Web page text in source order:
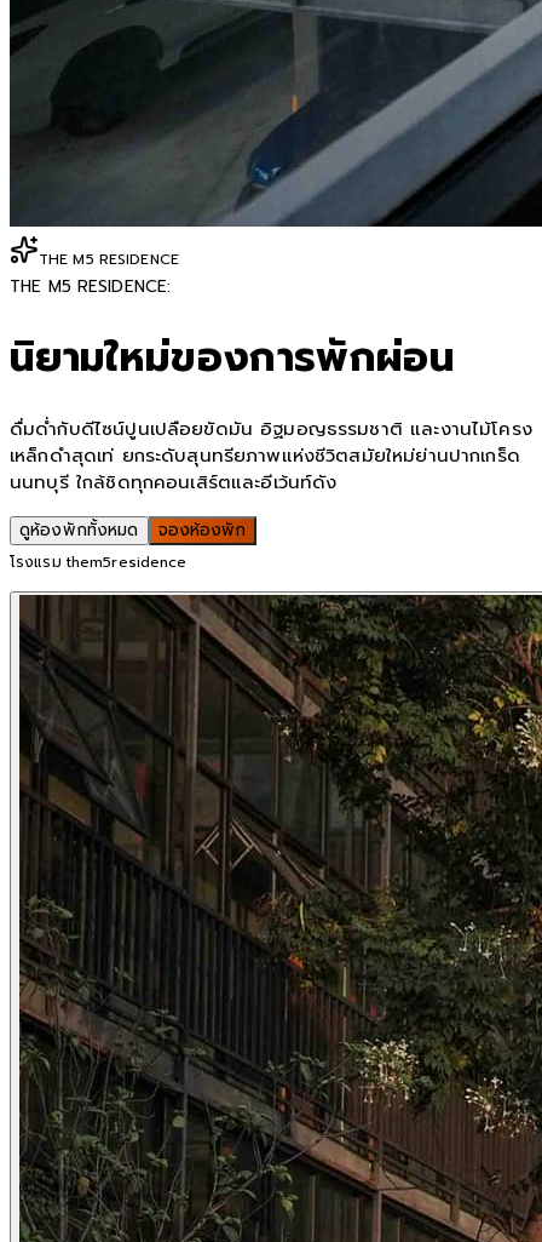
THE M5 RESIDENCE
THE M5 RESIDENCE:
นิยามใหม่ของการพักผ่อน
ดื่มด่ำกับดีไซน์ปูนเปลือยขัดมัน อิฐมอญธรรมชาติ และงานไม้โครง
เหล็กดำสุดเท่ ยกระดับสุนทรียภาพแห่งชีวิตสมัยใหม่ย่านปากเกร็ด
นนทบุรี ใกล้ชิดทุกคอนเสิร์ตและอีเว้นท์ดัง
ดูห้องพักทั้งหมด จองห้องพัก
โรงแรม them5residence